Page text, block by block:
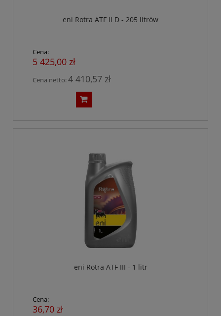
eni Rotra ATF II D - 205 litrów
Cena:
5 425,00 zł
Cena netto:4 410,57 zł
eni Rotra ATF III - 1 litr
Cena:
36,70 zł